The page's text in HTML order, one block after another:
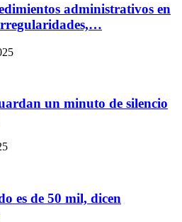
administrativos en
un minuto de silencio
es de 50 mil, dicen